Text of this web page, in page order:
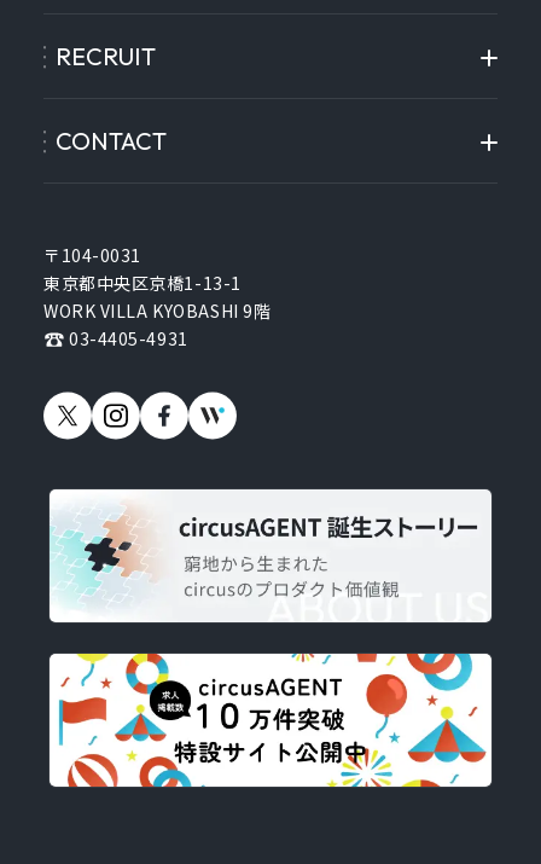
〒104-0031
東京都中央区京橋1-13-1
WORK VILLA KYOBASHI 9階
03-4405-4931
RECRUIT
CONTACT